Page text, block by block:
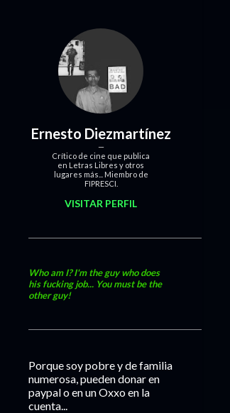
Ernesto Diezmartínez
Crítico de cine que publica
en Letras Libres y otros
lugares más... Miembro de
FIPRESCI.
VISITAR PERFIL
Who am I? I'm the guy who does
his fucking job... You must be the
other guy!
Porque soy pobre y de familia
numerosa, pueden donar en
paypal o en un Oxxo en la
cuenta...